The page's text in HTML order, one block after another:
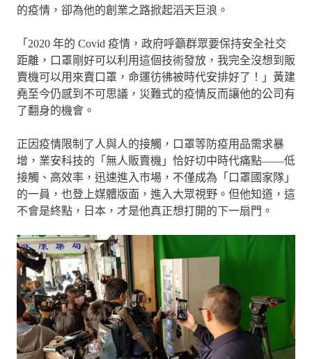
的疫情，卻為他的創業之路掀起滔天巨浪。
「2020 年的 Covid 疫情，政府呼籲群眾要保持安全社交
距離，口罩剛好可以利用這個技術發放，我完全沒想到販
賣機可以用來賣口罩，命運彷彿被時代安排好了！」黃建
堯至今仍感到不可思議，災難式的疫情反而讓他的公司有
了翻身的機會。
正因疫情限制了人與人的接觸，口罩等防疫用品需求暴
增，業安科技的「無人販賣機」恰好切中時代痛點——低
接觸、高效率，迅速進入市場，不僅成為「口罩國家隊」
的一員，也登上媒體版面，進入大眾視野。但他知道，這
不會是終點，日本，才是他真正想打開的下一扇門。